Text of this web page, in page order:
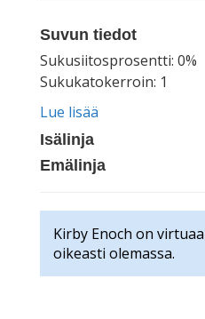
Suvun tiedot
Sukusiitosprosentti: 0%
Sukukatokerroin: 1
Lue lisää
Isälinja
Emälinja
Kirby Enoch on
oikeasti olemassa.